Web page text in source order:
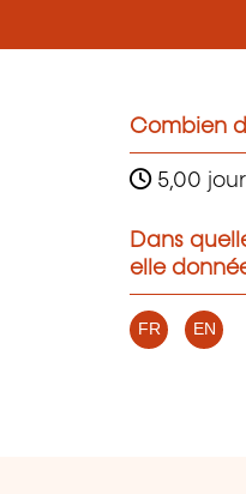
Combien
5,00
Dans
elle
FR EN